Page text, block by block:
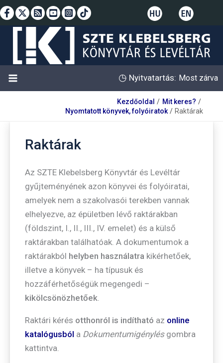
Skip
to
◷ Nyitvatartás: Most zárva
Kezdőoldal
Mit keres?
Nyomtatott könyvek, folyóiratok
Raktárak
Raktárak
Az SZTE Klebelsberg Könyvtár és Levéltár
gyűjteményének azon könyvei és folyóiratai,
amelyek nem a szakolvasói terekben vannak
elhelyezve, az épületben lévő raktárakban
(földszint, I., II., III., IV. emelet) és a külső
raktárakban találhatóak. A dokumentumok a
raktárakból helyben használatra kikérhetőek,
illetve a könyvek – ha típusuk és
hozzáférhetőségük megengedi –
kikölcsönözhetőek.
Raktári kérés otthonról is indítható az online
katalógusból a Dokumentumigénylésgombra
kattintva.